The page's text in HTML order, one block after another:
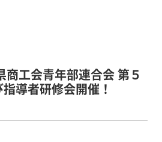
商工会青年部連合会 第５
導者研修会開催！